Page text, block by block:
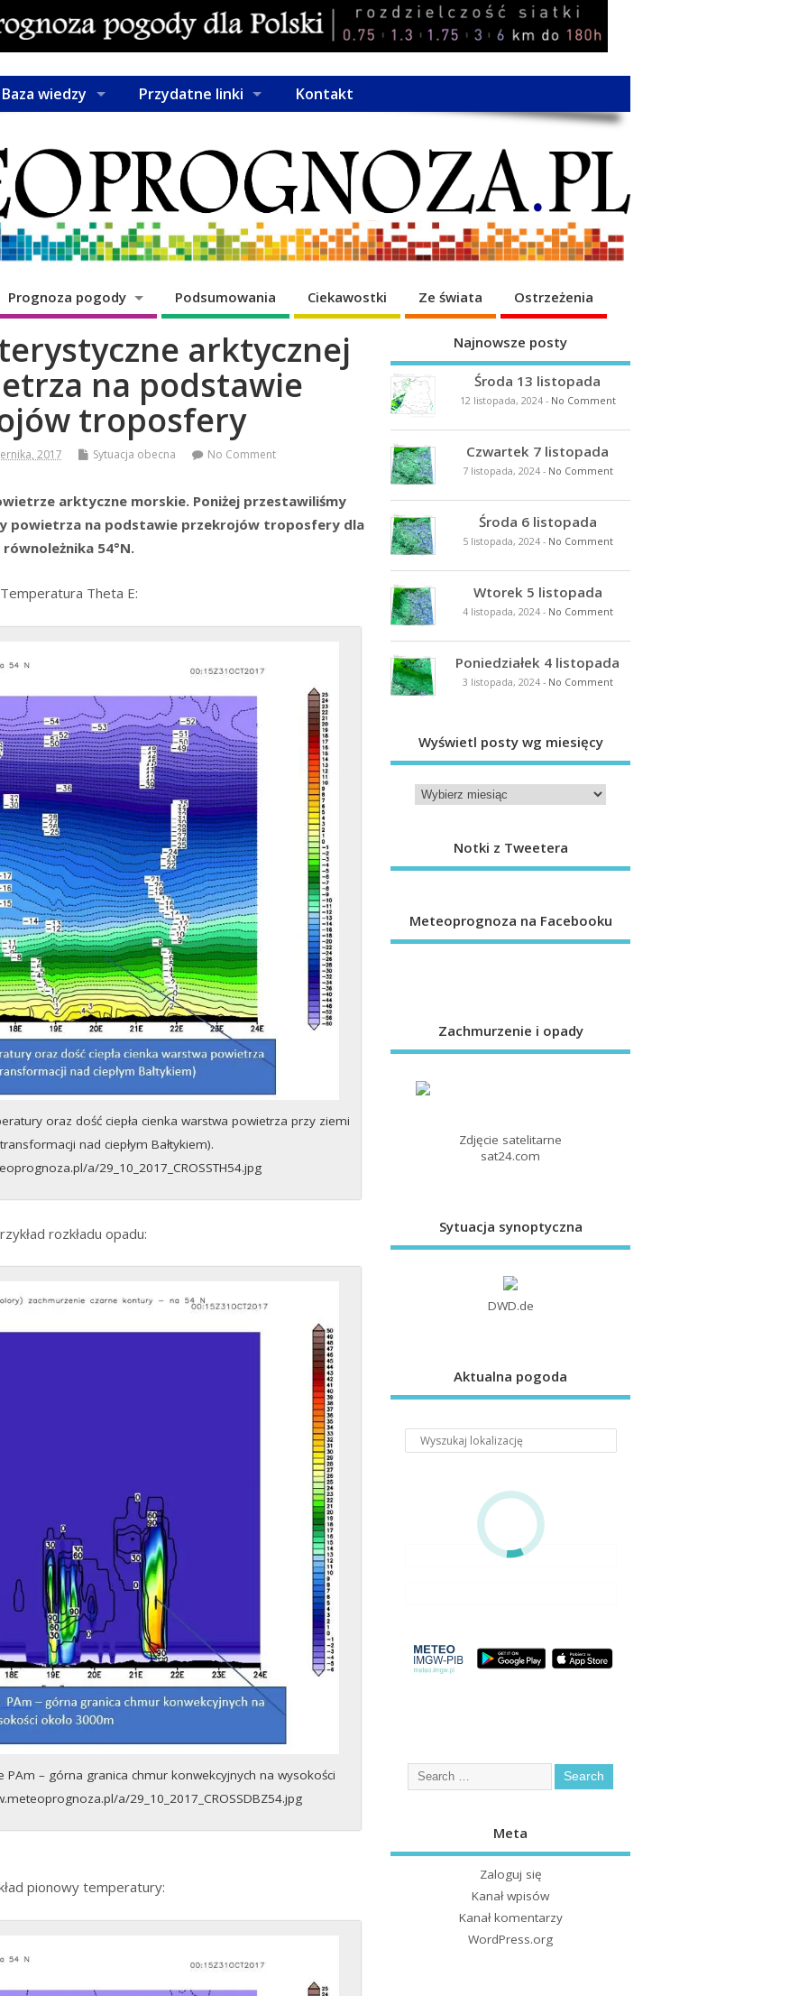
Baza wiedzy Przydatne linki Kontakt
Prognoza pogody Podsumowania Ciekawostki Ze świata Ostrzeżenia
arktycznej
na podstawie
troposfery
2017 Sytuacja obecna No Comment
arktyczne morskie. Poniżej przestawiliśmy
powietrza na podstawie przekrojów troposfery dla
równoleżnika 54°N.
Temperatura Theta E:
oraz dość ciepła cienka warstwa powietrza przy ziemi
nad ciepłym Bałtykiem).
a/29_10_2017_CROSSTH54.jpg
rozkładu opadu:
PAm – górna granica chmur konwekcyjnych na wysokości
a/29_10_2017_CROSSDBZ54.jpg
pionowy temperatury:
Najnowsze posty
Środa 13 listopada
12 listopada, 2024- No Comment
Czwartek 7 listopada
7 listopada, 2024- No Comment
Środa 6 listopada
5 listopada, 2024- No Comment
Wtorek 5 listopada
4 listopada, 2024- No Comment
Poniedziałek 4 listopada
3 listopada, 2024- No Comment
Wyświetl posty wg miesięcy
Notki z Tweetera
Meteoprognoza na Facebooku
Zachmurzenie i opady
Zdjęcie satelitarne
sat24.com
Sytuacja synoptyczna
DWD.de
Aktualna pogoda
Meta
Zaloguj się
Kanał wpisów
Kanał komentarzy
WordPress.org